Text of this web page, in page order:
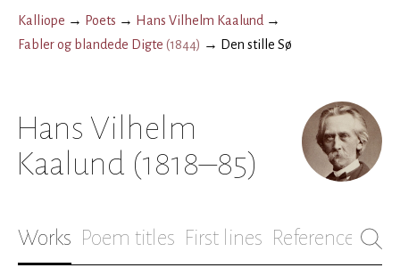
Kalliope → Poets → Hans Vilhelm Kaalund →
Fabler og blandede Digte (1844) → Den stille Sø
Hans Vilhelm
Kaalund (1818–85)
Works Poem titles First lines References